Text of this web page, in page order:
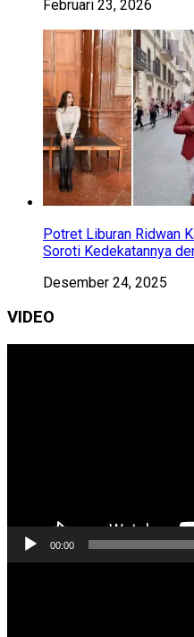
Februari 23, 2026
Potret Liburan Ridwan
Soroti Kedekatannya
Desember 24, 2025
VIDEO
00:00